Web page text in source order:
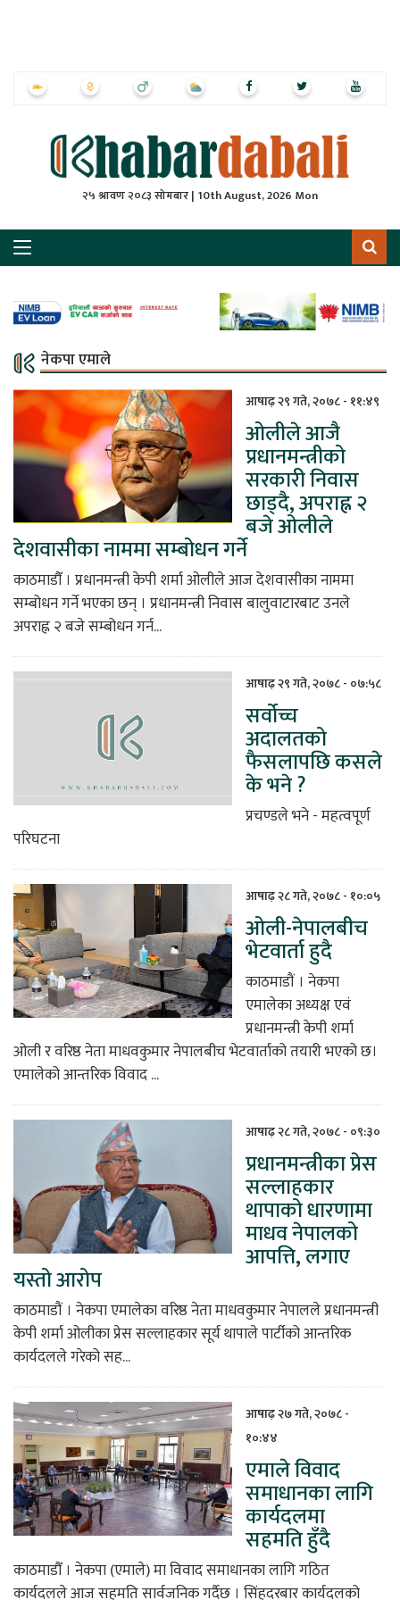
२५ श्रावण २०८३ सोमबार | 10th August, 2026 Mon
नेकपा एमाले
आषाढ़ २९ गते, २०७८ - ११:४९
ओलीले आजै
प्रधानमन्त्रीको
सरकारी निवास
छाड्दै, अपराह्न २
बजे ओलीले
देशवासीका नाममा सम्बोधन गर्ने
काठमाडौँ । प्रधानमन्त्री केपी शर्मा ओलीले आज देशवासीका नाममा
सम्बोधन गर्ने भएका छन् । प्रधानमन्त्री निवास बालुवाटारबाट उनले
अपराह्न २ बजे सम्बोधन गर्न...
आषाढ़ २९ गते, २०७८ - ०७:५८
सर्वोच्च
अदालतको
फैसलापछि कसले
के भने ?
प्रचण्डले भने - महत्वपूर्ण
परिघटना
आषाढ़ २८ गते, २०७८ - १०:०५
ओली-नेपालबीच
भेटवार्ता हुदै
काठमाडौं । नेकपा
एमालेका अध्यक्ष एवं
प्रधानमन्त्री केपी शर्मा
ओली र वरिष्ठ नेता माधवकुमार नेपालबीच भेटवार्ताको तयारी भएको छ।
एमालेको आन्तरिक विवाद ...
आषाढ़ २८ गते, २०७८ - ०९:३०
प्रधानमन्त्रीका प्रेस
सल्लाहकार
थापाको धारणामा
माधव नेपालको
आपत्ति, लगाए
यस्तो आरोप
काठमाडौं । नेकपा एमालेका वरिष्ठ नेता माधवकुमार नेपालले प्रधानमन्त्री
केपी शर्मा ओलीका प्रेस सल्लाहकार सूर्य थापाले पार्टीको आन्तरिक
कार्यदलले गरेको सह...
आषाढ़ २७ गते, २०७८ -
१०:४४
एमाले विवाद
समाधानका लागि
कार्यदलमा
सहमति हुँदै
काठमाडौँ । नेकपा (एमाले) मा विवाद समाधानका लागि गठित
कार्यदलले आज सहमति सार्वजनिक गर्दैछ । सिंहदरबार कार्यदलको